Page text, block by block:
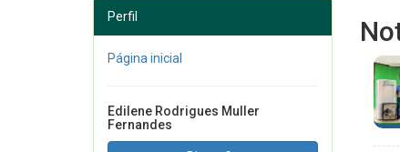
Perfil
Página inicial
Edilene Rodrigues Muller
Fernandes